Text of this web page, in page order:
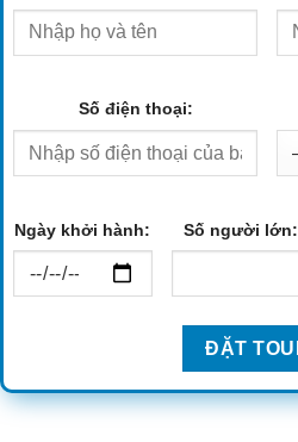
Số điện thoại:
Ngày khởi hành: Số người lớn: